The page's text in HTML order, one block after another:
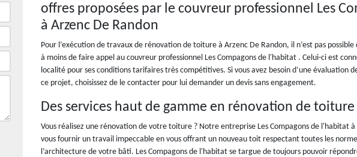
offres proposées par le couvreur professionnel Les
à Arzenc De Randon
Pour l’exécution de travaux de rénovation de toiture à Arzenc De Randon, il n’est pas
à moins de faire appel au couvreur professionnel Les Compagons de l'habitat . Celui-ci est
localité pour ses conditions tarifaires très compétitives. Si vous avez besoin d’une évaluation
ce projet, choisissez de le contacter pour lui demander un devis sans engagement.
Des services haut de gamme en rénovation de toiture
Vous réalisez une rénovation de votre toiture ? Notre entreprise Les Compagons de l'habitat
vous fournir un travail impeccable en vous offrant un nouveau toit respectant toutes les
l’architecture de votre bâti. Les Compagons de l'habitat se targue de toujours pouvoir